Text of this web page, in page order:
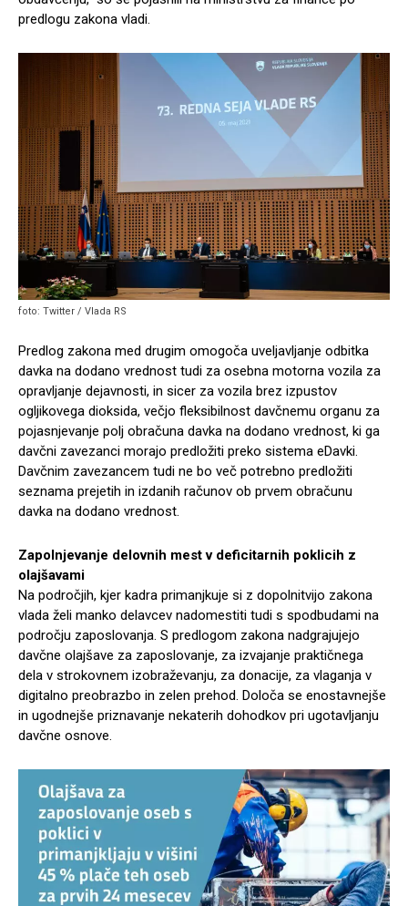
predlogu zakona vladi.
foto: Twitter / Vlada RS
Predlog zakona med drugim omogoča uveljavljanje odbitka
davka na dodano vrednost tudi za osebna motorna vozila za
opravljanje dejavnosti, in sicer za vozila brez izpustov
ogljikovega dioksida, večjo fleksibilnost davčnemu organu za
pojasnjevanje polj obračuna davka na dodano vrednost, ki ga
davčni zavezanci morajo predložiti preko sistema eDavki.
Davčnim zavezancem tudi ne bo več potrebno predložiti
seznama prejetih in izdanih računov ob prvem obračunu
davka na dodano vrednost.
Zapolnjevanje delovnih mest v deficitarnih poklicih z
olajšavami
Na področjih, kjer kadra primanjkuje si z dopolnitvijo zakona
vlada želi manko delavcev nadomestiti tudi s spodbudami na
področju zaposlovanja. S predlogom zakona nadgrajujejo
davčne olajšave za zaposlovanje, za izvajanje praktičnega
dela v strokovnem izobraževanju, za donacije, za vlaganja v
digitalno preobrazbo in zelen prehod. Določa se enostavnejše
in ugodnejše priznavanje nekaterih dohodkov pri ugotavljanju
davčne osnove.